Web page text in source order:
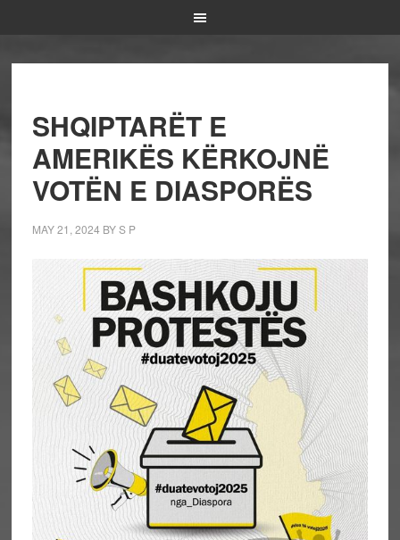
SHQIPTARËT E
AMERIKËS KËRKOJNË
VOTËN E DIASPORËS
MAY 21, 2024 BYS P